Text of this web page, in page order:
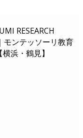
RESEARCH
モンテッソーリ教育
浜・鶴見】